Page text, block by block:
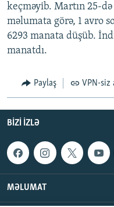
keçməyib. Martın 25-
məlumata görə, 1 avro
6293 manata düşüb.
manatdı.
Paylaş VPN-siz
BIZI IZLƏ
MƏLUMAT